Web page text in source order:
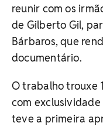
reunir com os
de Gilberto Gil,
Bárbaros, que
documentário.
O trabalho trouxe
com
teve a primeira